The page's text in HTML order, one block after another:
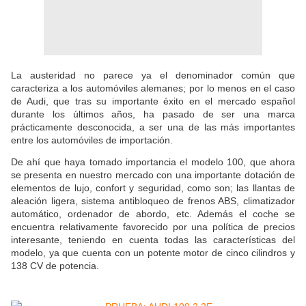
La austeridad no parece ya el denominador común que
caracteriza a los automóviles alemanes; por lo menos en el caso
de Audi, que tras su importante éxito en el mercado español
durante los últimos años, ha pasado de ser una marca
prácticamente desconocida, a ser una de las más importantes
entre los automóviles de importación.
De ahí que haya tomado importancia el modelo 100, que ahora
se presenta en nuestro mercado con una importante dotación de
elementos de lujo, confort y seguridad, como son; las llantas de
aleación ligera, sistema antibloqueo de frenos ABS, climatizador
automático, ordenador de abordo, etc. Además el coche se
encuentra relativamente favorecido por una política de precios
interesante, teniendo en cuenta todas las características del
modelo, ya que cuenta con un potente motor de cinco cilindros y
138 CV de potencia.